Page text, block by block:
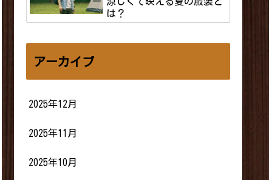
は？
アーカイブ
2025年12月
2025年11月
2025年10月